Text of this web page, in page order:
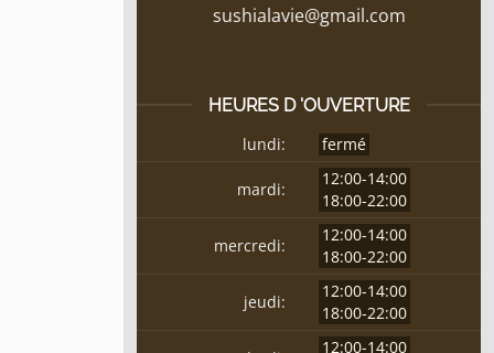
sushialavie@gmail.com
HEURES D 'OUVERTURE
lundi:
fermé
mardi:
12:00-14:00
18:00-22:00
mercredi:
12:00-14:00
18:00-22:00
jeudi:
12:00-14:00
18:00-22:00
12:00-14:00